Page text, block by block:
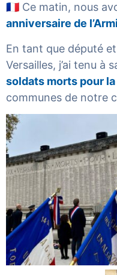
🇫🇷 Ce matin, nous
anniversaire de
En tant que député
Versailles, j’ai tenu à
soldats morts pour
communes de notre